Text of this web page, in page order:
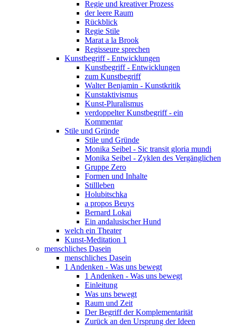
Regie und kreativer Prozess
der leere Raum
Rückblick
Regie Stile
Marat a la Brook
Regisseure sprechen
Kunstbegriff - Entwicklungen
Kunstbegriff - Entwicklungen
zum Kunstbegriff
Walter Benjamin - Kunstkritik
Kunstaktivismus
Kunst-Pluralismus
verdoppelter Kunstbegriff - ein
Kommentar
Stile und Gründe
Stile und Gründe
Monika Seibel - Sic transit gloria mundi
Monika Seibel - Zyklen des Vergänglichen
Gruppe Zero
Formen und Inhalte
Stillleben
Holubitschka
a propos Beuys
Bernard Lokai
Ein andalusischer Hund
welch ein Theater
Kunst-Meditation 1
menschliches Dasein
menschliches Dasein
1 Andenken - Was uns bewegt
1 Andenken - Was uns bewegt
Einleitung
Was uns bewegt
Raum und Zeit
Der Begriff der Komplementarität
Zurück an den Ursprung der Ideen